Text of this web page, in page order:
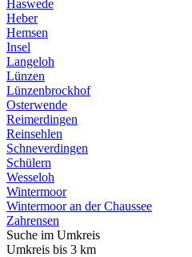
Haswede
Heber
Hemsen
Insel
Langeloh
Lünzen
Lünzenbrockhof
Osterwende
Reimerdingen
Reinsehlen
Schneverdingen
Schülern
Wesseloh
Wintermoor
Wintermoor an der Chaussee
Zahrensen
Suche im Umkreis
Umkreis bis 3 km